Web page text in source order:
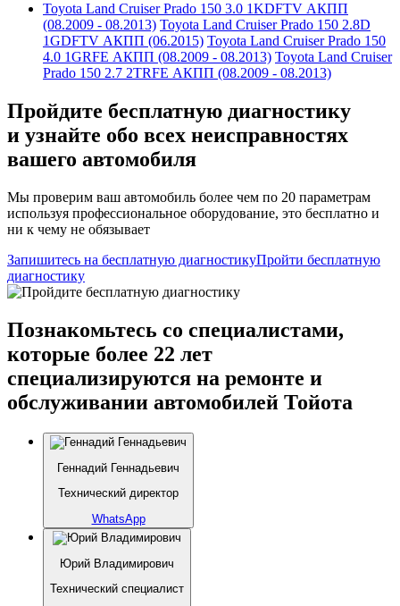
Toyota Land Cruiser Prado 150 3.0 1KDFTV АКПП
(08.2009 - 08.2013) Toyota Land Cruiser Prado 150 2.8D
1GDFTV АКПП (06.2015) Toyota Land Cruiser Prado 150
4.0 1GRFE АКПП (08.2009 - 08.2013) Toyota Land Cruiser
Prado 150 2.7 2TRFE АКПП (08.2009 - 08.2013)
Пройдите бесплатную диагностику
и узнайте обо всех неисправностях
вашего автомобиля
Мы проверим ваш автомобиль более чем по 20 параметрам
используя профессиональное оборудование, это бесплатно и
ни к чему не обязывает
Запишитесь на бесплатную диагностикуПройти бесплатную
диагностику
Познакомьтесь со специалистами,
которые более 22 лет
специализируются на ремонте и
обслуживании автомобилей Тойота
Геннадий Геннадьевич
Технический директор
WhatsApp
Юрий Владимирович
Технический специалист